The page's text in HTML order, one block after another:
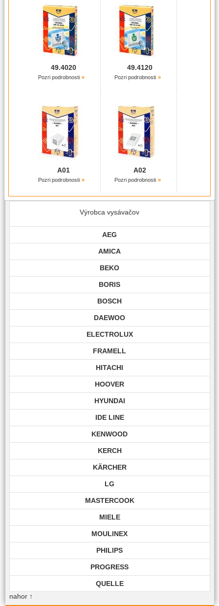
49.4020
Pozri podrobnosti
49.4120
Pozri podrobnosti
A01
Pozri podrobnosti
A02
Pozri podrobnosti
Výrobca vysávačov
AEG
AMICA
BEKO
BORIS
BOSCH
DAEWOO
ELECTROLUX
FRAMELL
HITACHI
HOOVER
HYUNDAI
IDE LINE
KENWOOD
KERCH
KÄRCHER
LG
MASTERCOOK
MIELE
MOULINEX
PHILIPS
PROGRESS
QUELLE
nahor↑